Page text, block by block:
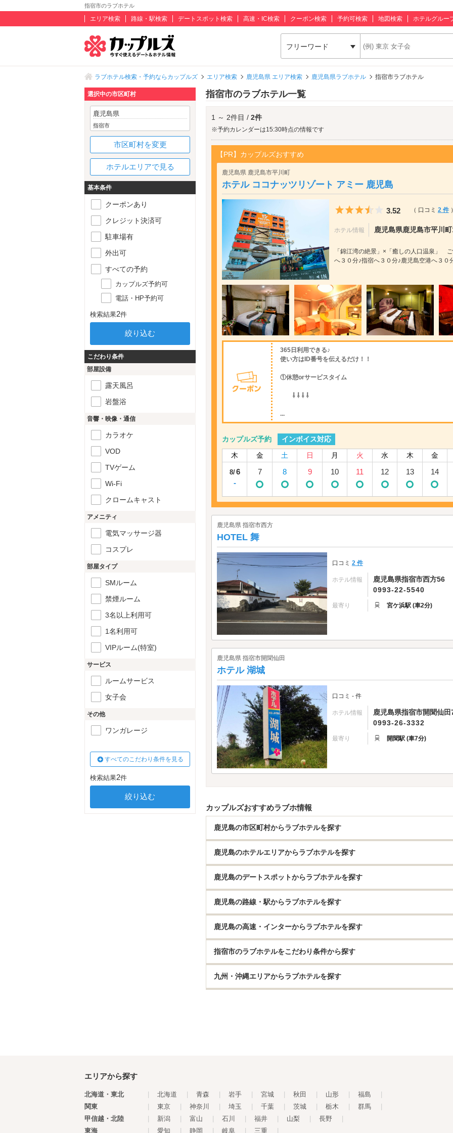
指宿市のラブホテル
エリア検索 路線・駅検索 デートスポット検索 高速・IC検索 クーポン検索 予約可検索 地図検索 ホテルグルー
フリーワード
ラブホテル検索・予約ならカップルズ エリア検索 鹿児島県 エリア検索 鹿児島県ラブホテル 指宿市ラブホテル
指宿市のラブホテル一覧
1 ～ 2件目 / 2件
※予約カレンダーは15:30時点の情報です
【PR】カップルズおすすめ
鹿児島県 鹿児島市平川町
ホテル ココナッツリゾート アミー 鹿児島
5つ星のうち3.5
3.52 （ 口コミ 2 件
ホテル情報 鹿児島県鹿児島市平川
「錦江湾の絶景」×「癒しの人口温泉」
へ３０分♪指宿へ３０分♪鹿児島空港へ３０
365日利用できる♪
使い方はID番号を伝えるだけ！！
①休憩orサービスタイム
⇩ ⇩ ⇩ ⇩
...
カップルズ予約
インボイス対応
木
金 土 日 月 火 水 木 金
8/6
-
7 8 9 10 11 12 13 14
鹿児島県 指宿市西方
HOTEL 舞
口コミ 2 件
ホテル情報
鹿児島県指宿市西方56
0993-22-5540
最寄り 宮ケ浜駅 (車2分)
鹿児島県 指宿市開聞仙田
ホテル 湖城
口コミ - 件
ホテル情報
鹿児島県指宿市開聞仙
0993-26-3332
最寄り 開聞駅 (車7分)
カップルズおすすめラブホ情報
鹿児島の市区町村からラブホテルを探す
鹿児島のホテルエリアからラブホテルを探す
鹿児島のデートスポットからラブホテルを探す
鹿児島の路線・駅からラブホテルを探す
鹿児島の高速・インターからラブホテルを探す
指宿市のラブホテルをこだわり条件から探す
九州・沖縄エリアからラブホテルを探す
選択中の市区町村
鹿児島県
指宿市
市区町村を変更
ホテルエリアで見る
基本条件
クーポンあり
クレジット決済可
駐車場有
外出可
すべての予約
カップルズ予約可
電話・HP予約可
検索結果2件
こだわり条件
部屋設備
露天風呂
岩盤浴
音響・映像・通信
カラオケ
VOD
TVゲーム
Wi-Fi
クロームキャスト
アメニティ
電気マッサージ器
コスプレ
部屋タイプ
SMルーム
禁煙ルーム
3名以上利用可
1名利用可
VIPルーム(特室)
サービス
ルームサービス
女子会
その他
ワンガレージ
すべてのこだわり条件を見る
検索結果2件
エリアから探す
北海道・東北 北海道 青森 岩手 宮城 秋田 山形 福島
関東
東京 神奈川 埼玉 千葉 茨城 栃木 群馬
甲信越・北陸
新潟 富山 石川 福井 山梨 長野
東海
愛知 静岡 岐阜 三重